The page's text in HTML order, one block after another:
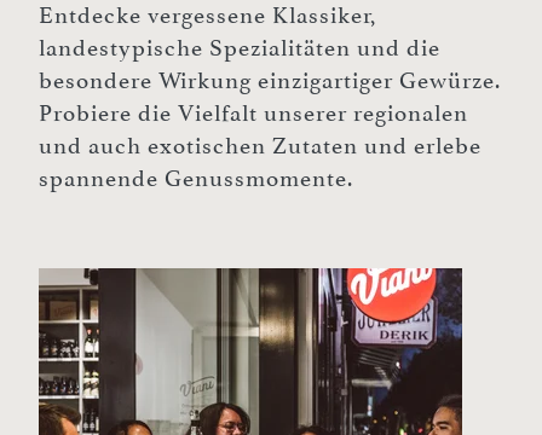
Entdecke vergessene Klassiker,
landestypische Spezialitäten und die
besondere Wirkung einzigartiger Gewürze.
Probiere die Vielfalt unserer regionalen
und auch exotischen Zutaten und erlebe
spannende Genussmomente.